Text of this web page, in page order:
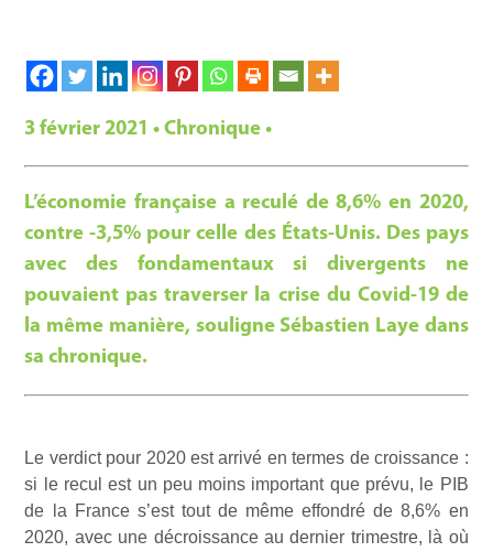
3 février 2021 • Chronique •
L’économie française a reculé de 8,6% en 2020,
contre -3,5% pour celle des États-Unis. Des pays
avec des fondamentaux si divergents ne
pouvaient pas traverser la crise du Covid-19 de
la même manière, souligne Sébastien Laye dans
sa chronique.
Le verdict pour 2020 est arrivé en termes de croissance :
si le recul est un peu moins important que prévu, le PIB
de la France s’est tout de même effondré de 8,6% en
2020, avec une décroissance au dernier trimestre, là où